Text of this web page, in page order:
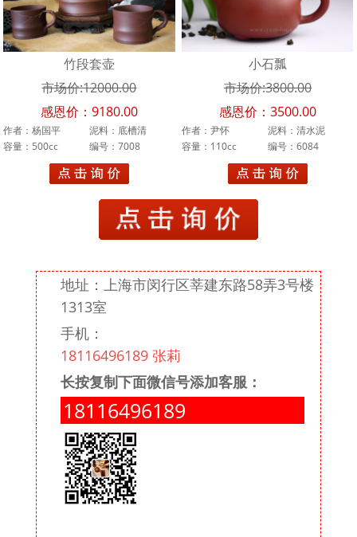
陆新君
王文娟
冯建平
蒋利平
潘水鑫
戚丽云
邵永洪
沈锡芬
史琴亚
王黎黎
王利君
王杰
吴春华
竹段套壶
市场价:12000.00
感恩价：9180.00
作者：杨国平
泥料：底槽清
容量：500cc
编号：7008
小石瓢
市场价:3800.00
感恩价：3500.00
作者：尹怀
泥料：清水泥
容量：110cc
编号：6084
地址：上海市闵行区莘建东路58弄3号楼
1313室
手机：
18116496189 张莉
长按复制下面微信号添加客服：
18116496189